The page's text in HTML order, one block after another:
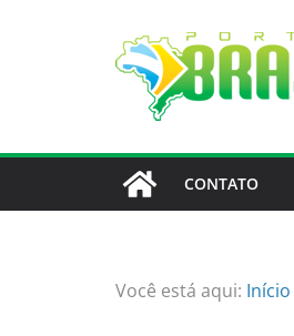
CONTATO
Você está aqui: Início